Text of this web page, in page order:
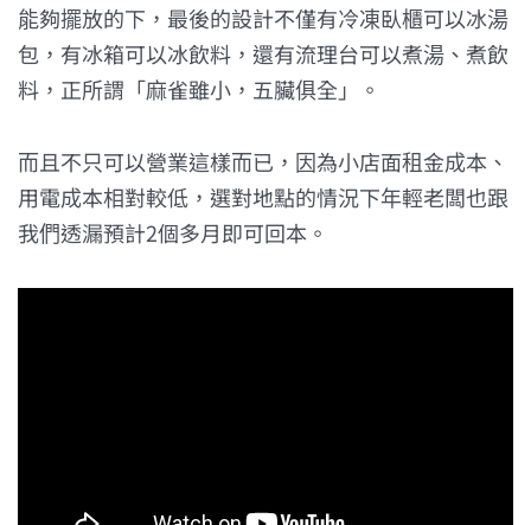
能夠擺放的下，最後的設計不僅有冷凍臥櫃可以冰湯
包，有冰箱可以冰飲料，還有流理台可以煮湯、煮飲
料，正所謂「麻雀雖小，五臟俱全」。
而且不只可以營業這樣而已，因為小店面租金成本、
用電成本相對較低，選對地點的情況下年輕老闆也跟
我們透漏預計2個多月即可回本。